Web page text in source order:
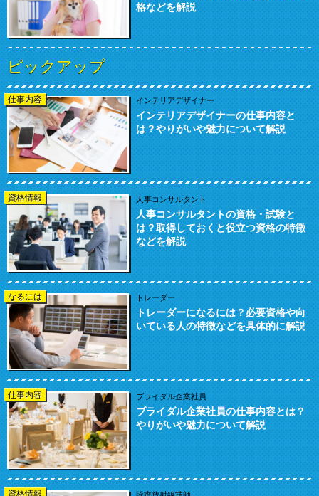
格などを解説
ピックアップ
仕事内容 インテリアデザイナー
インテリアデザイナーの仕事内容と
は？やりがいや魅力について解説
資格情報 人事コンサルタント
人事コンサルタントの資格・試験と
は？取得しておくと役立つ資格の特徴
などを解説
なるには トレーダー
トレーダーになるには？必要資格や向
いている人の特徴などを具体的に解説
仕事内容 ブライダル企業社員
ブライダル企業社員の仕事内容とは？
やりがいや魅力について解説
資格情報